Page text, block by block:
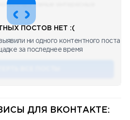
выберу самые интересные
🥴 19 12.4k 12:45
ПОСТОВ НЕТ :(
ни одного контентного поста
за последнее время
ДЛЯ ВКОНТАКТЕ: